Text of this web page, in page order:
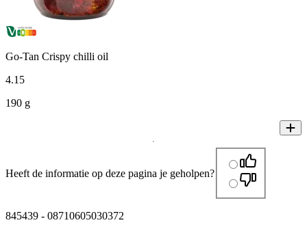
Go-Tan Crispy chilli oil
4.15
190 g
Heeft de informatie op deze pagina je geholpen?
845439 - 08710605030372